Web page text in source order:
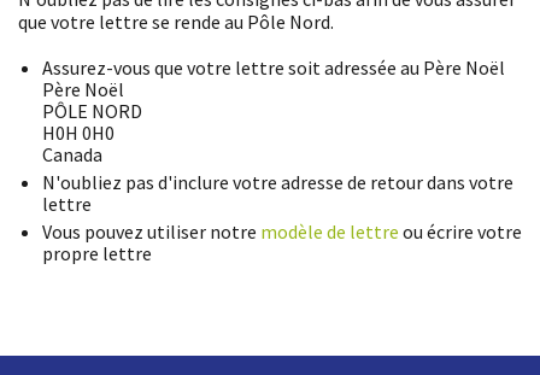
que votre lettre se rende au Pôle Nord.
Assurez-vous que votre lettre soit adressée au Père Noël
Père Noël
PÔLE NORD
H0H 0H0
Canada
N'oubliez pas d'inclure votre adresse de retour dans votre
lettre
Vous pouvez utiliser notre modèle de lettre ou écrire votre
propre lettre